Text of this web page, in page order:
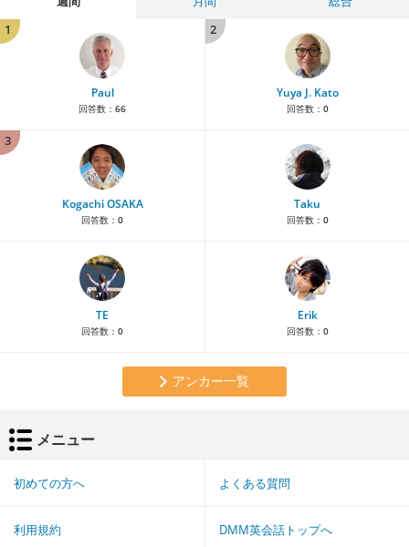
1
Paul
回答数： 66
2
Yuya J. Kato
回答数： 0
3
Kogachi OSAKA
回答数： 0
Taku
回答数： 0
TE
回答数： 0
Erik
回答数： 0
アンカー一覧
メニュー
初めての方へ よくある質問
利用規約 DMM英会話トップへ